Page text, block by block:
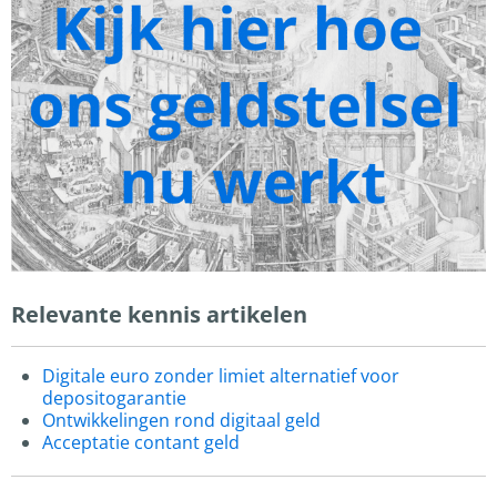
Relevante kennis artikelen
Digitale euro zonder limiet alternatief voor
depositogarantie
Ontwikkelingen rond digitaal geld
Acceptatie contant geld